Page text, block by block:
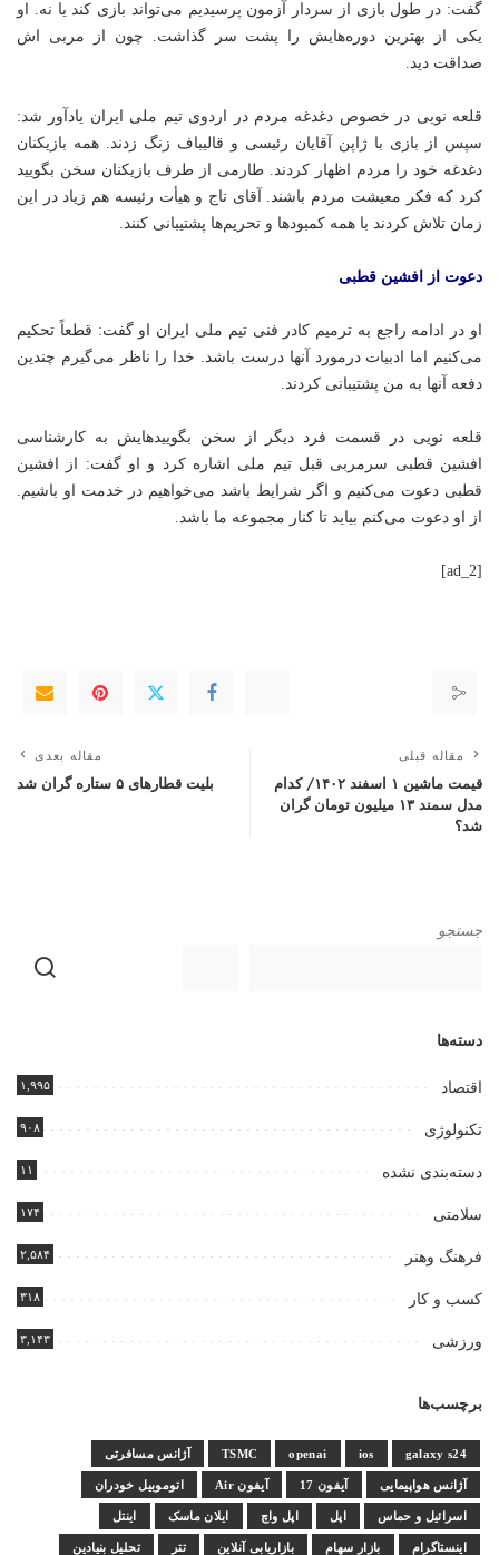
گفت: در طول بازی از سردار آزمون پرسیدیم می‌تواند بازی کند یا نه. او
یکی از بهترین دوره‌هایش را پشت سر گذاشت. چون از مربی اش
صداقت دید.
قلعه نویی در خصوص دغدغه مردم در اردوی تیم ملی ایران یادآور شد:
سپس از بازی با ژاپن آقایان رئیسی و قالیباف زنگ زدند. همه بازیکنان
دغدغه خود را مردم اظهار کردند. طارمی از طرف بازیکنان سخن بگویید
کرد که فکر معیشت مردم باشند. آقای تاج و هیأت رئیسه هم زیاد در این
زمان تلاش کردند با همه کمبودها و تحریم‌ها پشتیبانی کنند.
دعوت از افشین قطبی
او در ادامه راجع به ترمیم کادر فنی تیم ملی ایران او گفت: قطعاً تحکیم
می‌کنیم اما ادبیات درمورد آنها درست باشد. خدا را ناظر می‌گیرم چندین
دفعه آنها به من پشتیبانی کردند.
قلعه نویی در قسمت فرد دیگر از سخن بگویید‌هایش به کارشناسی
افشین قطبی سرمربی قبل تیم ملی اشاره کرد و او گفت: از افشین
قطبی دعوت می‌کنیم و اگر شرایط باشد می‌خواهیم در خدمت او باشیم.
از او دعوت می‌کنم بیاید تا کنار مجموعه ما باشد.
[ad_2]
مقاله قبلی
قیمت ماشین ۱ اسفند ۱۴۰۲/ کدام
مدل سمند ۱۳ میلیون تومان گران
شد؟
مقاله بعدی
بلیت قطارهای ۵ ستاره گران شد
جستجو
دسته‌ها
اقتصاد ۱,۹۹۵
تکنولوژی ۹۰۸
دسته‌بندی نشده ۱۱
سلامتی ۱۷۴
فرهنگ وهنر ۲,۵۸۴
کسب و کار ۳۱۸
ورزشی ۳,۱۴۳
برچسب‌ها
galaxy s24
ios
openai
TSMC آژانس مسافرتی
آژانس هواپیمایی آیفون 17 آیفون Air اتوموبیل خودران
اسرائیل و حماس اپل اپل واچ ایلان ماسک اینتل
اینستاگرام بازار سهام بازاریابی آنلاین تتر تحلیل بنیادین